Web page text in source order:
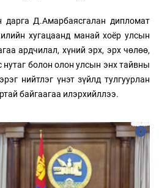
Д.Амарбаясгалан дипломат
хугацаанд манай хоёр улсын
ардчилал, хүний эрх, эрх чөлөө,
нутаг болон олон улсын энх тайвны
нийтлэг үнэт зүйлд тулгуурлан
байгаагаа илэрхийллээ.